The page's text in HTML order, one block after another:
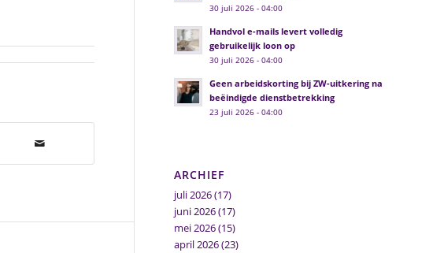
30 juli 2026 - 04:00
Handvol e-mails levert volledig
gebruikelijk loon op
30 juli 2026 - 04:00
Geen arbeidskorting bij ZW-uitkering na
beëindigde dienstbetrekking
23 juli 2026 - 04:00
ARCHIEF
juli 2026(17)
juni 2026(17)
mei 2026(15)
april 2026(23)